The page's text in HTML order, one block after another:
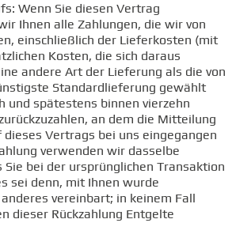
Wenn Sie diesen Vertrag
Ihnen alle Zahlungen, die wir von
einschließlich der Lieferkosten (mit
Kosten, die sich daraus
andere Art der Lieferung als die von
Standardlieferung gewählt
und spätestens binnen vierzehn
an dem die Mitteilung
Vertrags bei uns eingegangen
verwenden wir dasselbe
bei der ursprünglichen Transaktion
sei denn, mit Ihnen wurde
vereinbart; in keinem Fall
dieser Rückzahlung Entgelte